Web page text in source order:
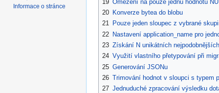
19 Omezení na pouze jednu hodnotu
20 Konverze bytea do blobu
21 Pouze jeden sloupec z vybrané
22 Nastavení application_name pro
23 Získání N unikátních
24 Využití vlastního přetypování při
25 Generování JSONu
26 Trimování hodnot v sloupci s typem
27 Jednuduché zpracování výsledku
Informace o stránce